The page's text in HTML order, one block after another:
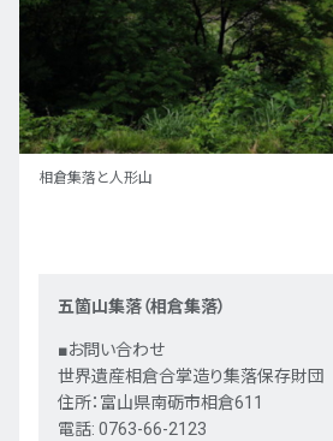
相倉集落と人形山
五箇山集落（相倉集落）
■お問い合わせ
世界遺産相倉合掌造り集落保存財団
住所：富山県南砺市相倉611
電話: 0763-66-2123